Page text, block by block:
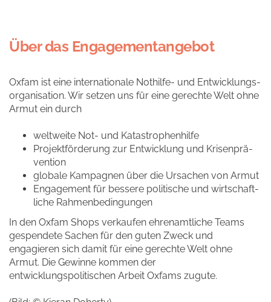
Über das Engagementangebot
Oxfam ist eine inter­na­tio­nale Nothilfe- und Ent­wick­lungs­
or­ga­ni­sa­tion. Wir setzen uns für eine gerechte Welt ohne
Armut ein durch
weltweite Not- und Katastro­phen­hil­fe
Projekt­för­de­rung zur Entwick­lung und Kri­sen­prä­
ven­tion
globale Kampagnen über die Ursachen von Armut
Engagement für bessere politi­sche und wirtschaft­
li­che Rahmen­be­din­gun­gen
In den Oxfam Shops verkaufen ehrenamtliche Teams
gespendete Sachen für den guten Zweck und
engagieren sich damit für eine gerechte Welt ohne
Armut. Die Gewinne kommen der
entwicklungspolitischen Arbeit Oxfams zugute.